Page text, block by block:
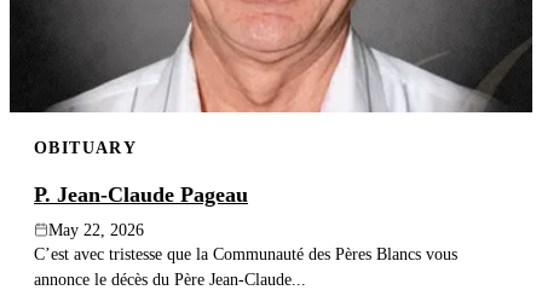
OBITUARY
P. Jean-Claude Pageau
May 22, 2026
C’est avec tristesse que la Communauté des Pères Blancs vous
annonce le décès du Père Jean-Claude...